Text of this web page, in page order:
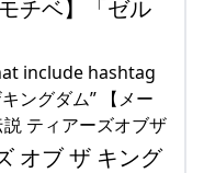
チベ】「ゼル
include hashtag
ングダム” 【メー
ティアーズオブザ
オブ ザ キング